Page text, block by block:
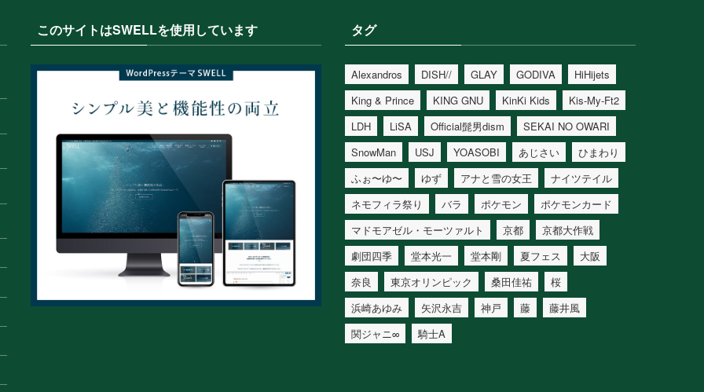
このサイトはSWELLを使用しています タグ
Alexandros DISH// GLAY GODIVA
HiHijets
King & Prince
KING GNU KinKi Kids
Kis-My-Ft2
LDH
LiSA Official髭男dism
SEKAI NO OWARI
SnowMan
USJ YOASOBI あじさい
ひまわり
ふぉ〜ゆ〜
ゆず アナと雪の女王
ナイツテイル
ネモフィラ祭り
バラ ポケモン
ポケモンカード
マドモアゼル・モーツァルト
京都
京都大作戦
劇団四季
堂本光一 堂本剛 夏フェス
大阪
奈良
東京オリンピック 桑田佳祐
桜
浜崎あゆみ
矢沢永吉 神戸 藤
藤井風
関ジャニ∞
騎士A